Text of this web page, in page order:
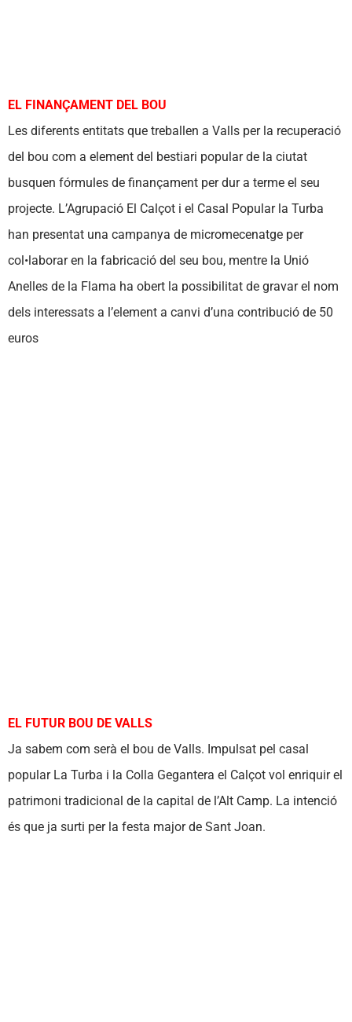
EL FINANÇAMENT DEL BOU
Les diferents entitats que treballen a Valls per la recuperació
del bou com a element del bestiari popular de la ciutat
busquen fórmules de finançament per dur a terme el seu
projecte. L’Agrupació El Calçot i el Casal Popular la Turba
han presentat una campanya de micromecenatge per
col•laborar en la fabricació del seu bou, mentre la Unió
Anelles de la Flama ha obert la possibilitat de gravar el nom
dels interessats a l’element a canvi d’una contribució de 50
euros
EL FUTUR BOU DE VALLS
Ja sabem com serà el bou de Valls. Impulsat pel casal
popular La Turba i la Colla Gegantera el Calçot vol enriquir el
patrimoni tradicional de la capital de l’Alt Camp. La intenció
és que ja surti per la festa major de Sant Joan.